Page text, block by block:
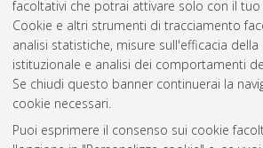
facoltativi che potrai attivare solo con il
Cookie e altri strumenti di tracciamento
analisi statistiche, misure sull'efficacia
istituzionale e analisi dei comportamenti
Se chiudi questo banner continuerai la
cookie necessari.
Puoi esprimere il consenso sui cookie
Questa lista e' stata generata il Thu
Atom
Rss 1.0